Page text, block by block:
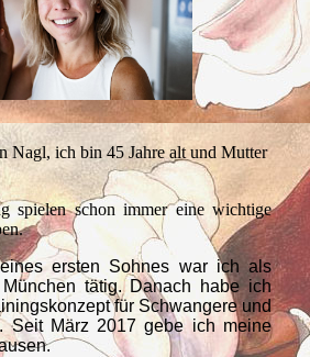
Nagl, ich bin 45 Jahre alt und Mutter
spielen schon immer eine wichtige
ersten Sohnes war ich als
tätig. Danach habe ich
für Schwangere und
Seit März 2017 gebe ich meine